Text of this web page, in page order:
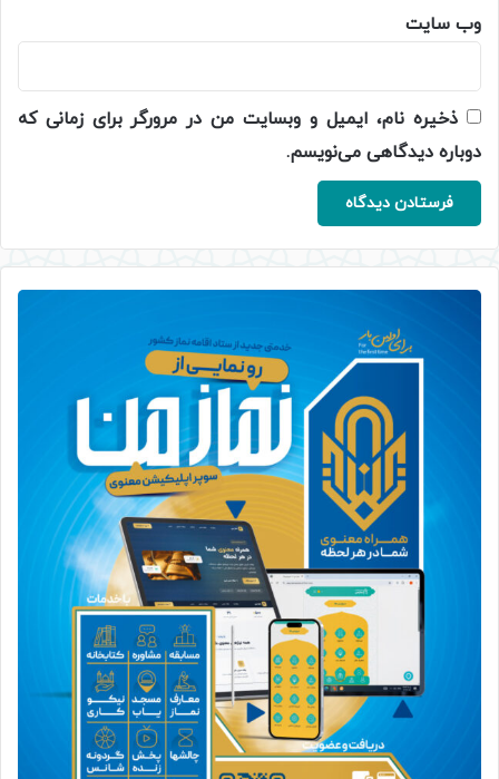
وب‌ سایت
ذخیره نام، ایمیل و وبسایت من در مرورگر برای زمانی که
دوباره دیدگاهی می‌نویسم.